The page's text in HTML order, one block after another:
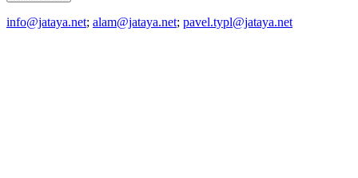
info@jataya.net; alam@jataya.net; pavel.typl@jataya.net